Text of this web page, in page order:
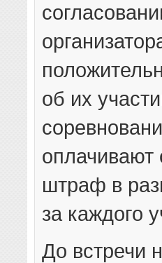
об их
оплачивают
штраф в
за каждого
До встречи